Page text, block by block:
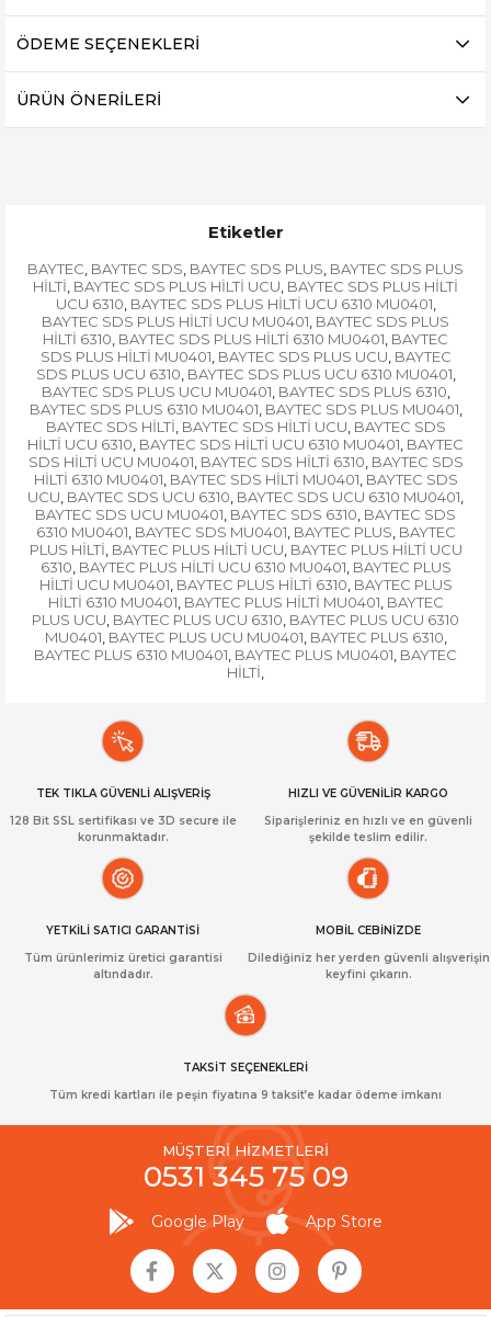
ÖDEME SEÇENEKLERI
ÜRÜN ÖNERILERI
Etiketler
BAYTEC, BAYTEC SDS, BAYTEC SDS PLUS, BAYTEC SDS PLUS
HİLTİ, BAYTEC SDS PLUS HİLTİ UCU, BAYTEC SDS PLUS HİLTİ
UCU 6310, BAYTEC SDS PLUS HİLTİ UCU 6310 MU0401,
BAYTEC SDS PLUS HİLTİ UCU MU0401, BAYTEC SDS PLUS
HİLTİ 6310, BAYTEC SDS PLUS HİLTİ 6310 MU0401, BAYTEC
SDS PLUS HİLTİ MU0401, BAYTEC SDS PLUS UCU, BAYTEC
SDS PLUS UCU 6310, BAYTEC SDS PLUS UCU 6310 MU0401,
BAYTEC SDS PLUS UCU MU0401, BAYTEC SDS PLUS 6310,
BAYTEC SDS PLUS 6310 MU0401, BAYTEC SDS PLUS MU0401,
BAYTEC SDS HİLTİ, BAYTEC SDS HİLTİ UCU, BAYTEC SDS
HİLTİ UCU 6310, BAYTEC SDS HİLTİ UCU 6310 MU0401, BAYTEC
SDS HİLTİ UCU MU0401, BAYTEC SDS HİLTİ 6310, BAYTEC SDS
HİLTİ 6310 MU0401, BAYTEC SDS HİLTİ MU0401, BAYTEC SDS
UCU, BAYTEC SDS UCU 6310, BAYTEC SDS UCU 6310 MU0401,
BAYTEC SDS UCU MU0401, BAYTEC SDS 6310, BAYTEC SDS
6310 MU0401, BAYTEC SDS MU0401, BAYTEC PLUS, BAYTEC
PLUS HİLTİ, BAYTEC PLUS HİLTİ UCU, BAYTEC PLUS HİLTİ UCU
6310, BAYTEC PLUS HİLTİ UCU 6310 MU0401, BAYTEC PLUS
HİLTİ UCU MU0401, BAYTEC PLUS HİLTİ 6310, BAYTEC PLUS
HİLTİ 6310 MU0401, BAYTEC PLUS HİLTİ MU0401, BAYTEC
PLUS UCU, BAYTEC PLUS UCU 6310, BAYTEC PLUS UCU 6310
MU0401, BAYTEC PLUS UCU MU0401, BAYTEC PLUS 6310,
BAYTEC PLUS 6310 MU0401, BAYTEC PLUS MU0401, BAYTEC
HİLTİ,
TEK TIKLA GÜVENLİ ALIŞVERİŞ
128 Bit SSL sertifikası ve 3D secure ile
korunmaktadır.
HIZLI VE GÜVENİLİR KARGO
Siparişleriniz en hızlı ve en güvenli
şekilde teslim edilir.
YETKİLİ SATICI GARANTİSİ
Tüm ürünlerimiz üretici garantisi
altındadır.
MOBİL CEBİNİZDE
Dilediğiniz her yerden güvenli alışverişin
keyfini çıkarın.
TAKSİT SEÇENEKLERİ
Tüm kredi kartları ile peşin fiyatına 9 taksit’e kadar ödeme imkanı
MÜŞTERİ HİZMETLERİ
0531 345 75 09
Google Play App Store